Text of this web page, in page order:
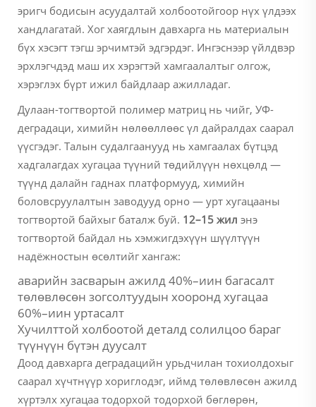
эригч бодисын асуудалтай холбоотойгоор нүх үлдээх
хандлагатай. Хог хаягдлын давхарга нь материалын
бүх хэсэгт тэгш эрчимтэй эдгэрдэг. Ингэснээр үйлдвэр
эрхлэгчдэд маш их хэрэгтэй хамгаалалтыг олгож,
хэрэглэх бүрт ижил байдлаар ажилладаг.
Дулаан-тогтвортой полимер матриц нь чийг, УФ-
деградаци, химийн нөлөөллөөс үл дайралдах саарал
үүсгэдэг. Талын судалгаанууд нь хамгаалах бүтцэд
хадгалагдах хугацаа түүний төдийлүүн нөхцөлд —
түүнд далайн гаднах платформууд, химийн
боловсруулалтын заводууд орно — урт хугацааны
тогтвортой байхыг баталж буй. 12–15 жил энэ
тогтвортой байдал нь хэмжигдэхүүн шүүлтүүн
надёжностын өсөлтийг хангаж:
аварийн засварын ажилд 40%–иин багасалт
төлөвлөсөн зогсолтуудын хооронд хугацаа
60%–иин уртасалт
Хучилттой холбоотой деталд солилцоо бараг
түүнүүн бүтэн дуусалт
Доод давхарга деградацийн урьдчилан тохиолдохыг
саарал хүчтнүүр хориглодэг, иймд төлөвлөсөн ажилд
хүртэлх хугацаа тодорхой тодорхой бөглөрөн,